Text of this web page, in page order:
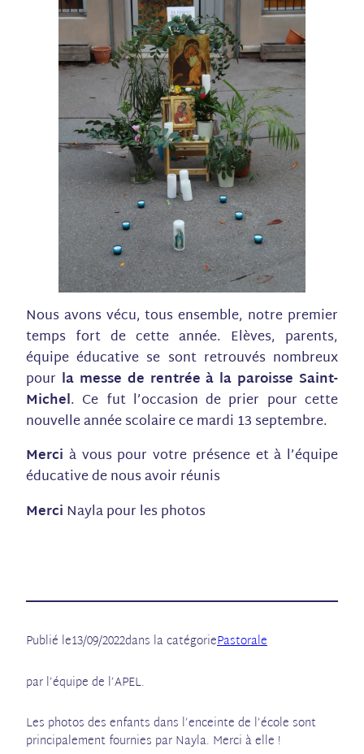
Nous avons vécu, tous ensemble, notre premier
temps fort de cette année. Elèves, parents,
équipe éducative se sont retrouvés nombreux
pour la messe de rentrée à la paroisse Saint-
Michel. Ce fut l’occasion de prier pour cette
nouvelle année scolaire ce mardi 13 septembre.
Merci à vous pour votre présence et à l’équipe
éducative de nous avoir réunis
Merci Nayla pour les photos
Publié le13/09/2022dans la catégoriePastorale
par l’équipe de l’APEL.
Les photos des enfants dans l’enceinte de l’école sont
principalement fournies par Nayla. Merci à elle !